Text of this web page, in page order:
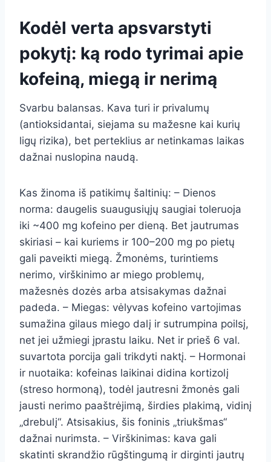
Kodėl verta apsvarstyti
pokytį: ką rodo tyrimai apie
kofeiną, miegą ir nerimą
Svarbu balansas. Kava turi ir privalumų
(antioksidantai, siejama su mažesne kai kurių
ligų rizika), bet perteklius ar netinkamas laikas
dažnai nuslopina naudą.
Kas žinoma iš patikimų šaltinių: – Dienos
norma: daugelis suaugusiųjų saugiai toleruoja
iki ~400 mg kofeino per dieną. Bet jautrumas
skiriasi – kai kuriems ir 100–200 mg po pietų
gali paveikti miegą. Žmonėms, turintiems
nerimo, virškinimo ar miego problemų,
mažesnės dozės arba atsisakymas dažnai
padeda. – Miegas: vėlyvas kofeino vartojimas
sumažina gilaus miego dalį ir sutrumpina poilsį,
net jei užmiegi įprastu laiku. Net ir prieš 6 val.
suvartota porcija gali trikdyti naktį. – Hormonai
ir nuotaika: kofeinas laikinai didina kortizolį
(streso hormoną), todėl jautresni žmonės gali
jausti nerimo paaštrėjimą, širdies plakimą, vidinį
„drebulį“. Atsisakius, šis foninis „triukšmas“
dažnai nurimsta. – Virškinimas: kava gali
skatinti skrandžio rūgštingumą ir dirginti jautrų